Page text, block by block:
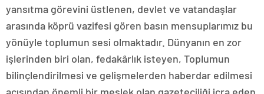
yansıtma görevini üstlenen, devlet ve vatandaşlar
arasında köprü vazifesi gören basın mensuplarımız bu
yönüyle toplumun sesi olmaktadır. Dünyanın en zor
işlerinden biri olan, fedakârlık isteyen, Toplumun
bilinçlendirilmesi ve gelişmelerden haberdar edilmesi